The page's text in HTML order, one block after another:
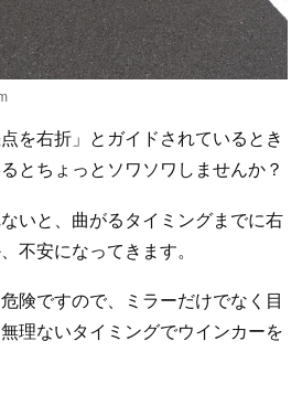
を右折」とガイドされているとき
とちょっとソワソワしませんか？
いと、曲がるタイミングまでに右
不安になってきます。
険ですので、ミラーだけでなく目
理ないタイミングでウインカーを